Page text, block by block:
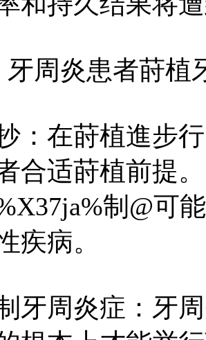
牙周炎患者莳植
：在莳植進步
合适莳植前提
制@可
疾病。
牙周炎症：牙